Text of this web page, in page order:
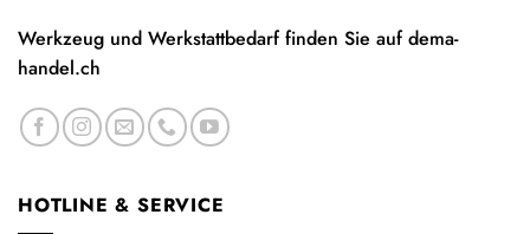
Werkzeug und Werkstattbedarf finden Sie aufdema-
handel.ch
HOTLINE & SERVICE